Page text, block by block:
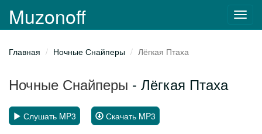
Muzonoff
Главная Ночные Снайперы Лёгкая Птаха
Ночные Снайперы - Лёгкая Птаха
Слушать MP3 Скачать MP3